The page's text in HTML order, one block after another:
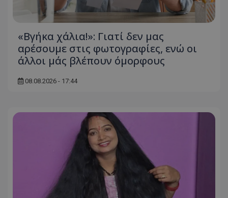
«Βγήκα χάλια!»: Γιατί δεν μας
αρέσουμε στις φωτογραφίες, ενώ οι
άλλοι μάς βλέπουν όμορφους
08.08.2026 - 17:44